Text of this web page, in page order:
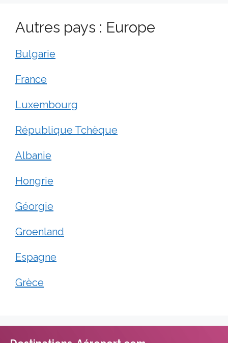
Autres pays : Europe
Bulgarie
France
Luxembourg
République Tchèque
Albanie
Hongrie
Géorgie
Groenland
Espagne
Grèce